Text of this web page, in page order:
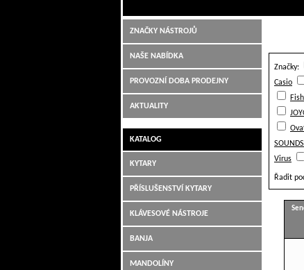
Značky:
Casio
Virus
Řadit
ZNAČKY NÁSTROJŮ
NAŠE NABÍDKA
PROVOZNÍ DOBA PRODEJNY
AKTUALITY
KATALOG
KYTARY
PŘÍSLUŠENSTVÍ KYTARY
KLÁVESOVÉ NÁSTROJE
BANJA
MANDOLÍNY